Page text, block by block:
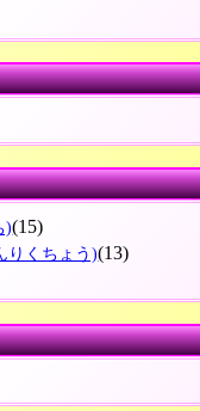
)(15)
りくちょう)(13)